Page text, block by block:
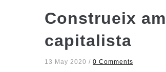
Construeix
capitalista
13 May 2020 / 0 Comments